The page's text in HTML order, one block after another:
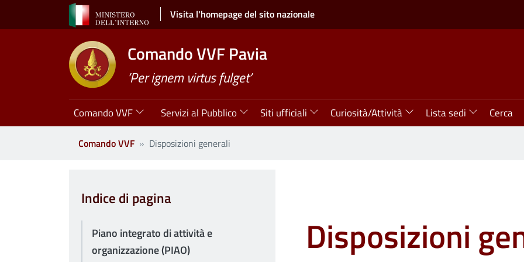
Salta al contenuto principale Visita l'homepage del sito nazionale
Comando VVF Pavia
’Per ignem virtus fulget’
Navigazione principale
Comando VVF Servizi al Pubblico Siti ufficiali Curiosità/Attività Lista sedi Cerca
Comando VVF Disposizioni generali
Disposizioni
Indice di pagina
Piano integrato di attività e
organizzazione (PIAO)